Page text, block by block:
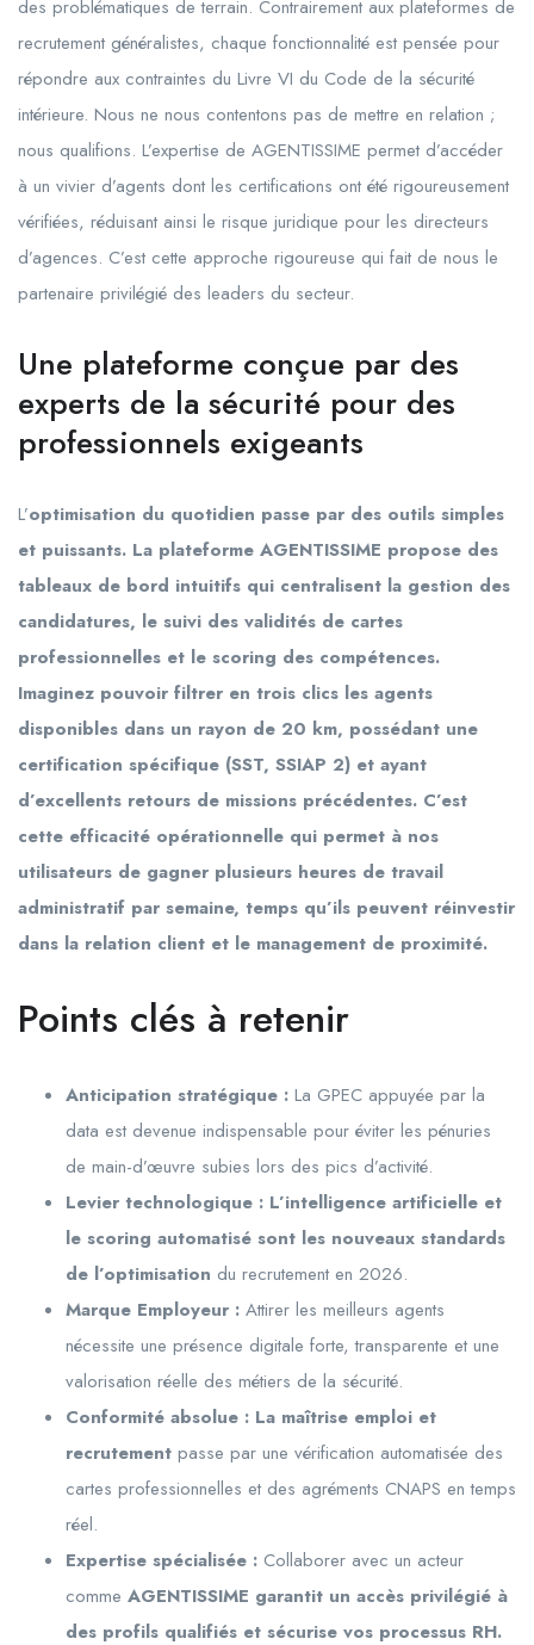
des problématiques de terrain. Contrairement aux plateformes de
recrutement généralistes, chaque fonctionnalité est pensée pour
répondre aux contraintes du Livre VI du Code de la sécurité
intérieure. Nous ne nous contentons pas de mettre en relation ;
nous qualifions. L’expertise de AGENTISSIME permet d’accéder
à un vivier d’agents dont les certifications ont été rigoureusement
vérifiées, réduisant ainsi le risque juridique pour les directeurs
d’agences. C’est cette approche rigoureuse qui fait de nous le
partenaire privilégié des leaders du secteur.
Une plateforme conçue par des
experts de la sécurité pour des
professionnels exigeants
L’optimisation du quotidien passe par des outils simples
et puissants. La plateforme AGENTISSIME propose des
tableaux de bord intuitifs qui centralisent la gestion des
candidatures, le suivi des validités de cartes
professionnelles et le scoring des compétences.
Imaginez pouvoir filtrer en trois clics les agents
disponibles dans un rayon de 20 km, possédant une
certification spécifique (SST, SSIAP 2) et ayant
d’excellents retours de missions précédentes. C’est
cette efficacité opérationnelle qui permet à nos
utilisateurs de gagner plusieurs heures de travail
administratif par semaine, temps qu’ils peuvent réinvestir
dans la relation client et le management de proximité.
Points clés à retenir
Anticipation stratégique : La GPEC appuyée par la
data est devenue indispensable pour éviter les pénuries
de main-d’œuvre subies lors des pics d’activité.
Levier technologique : L’intelligence artificielle et
le scoring automatisé sont les nouveaux standards
de l’optimisation du recrutement en 2026.
Marque Employeur : Attirer les meilleurs agents
nécessite une présence digitale forte, transparente et une
valorisation réelle des métiers de la sécurité.
Conformité absolue : La maîtrise emploi et
recrutement passe par une vérification automatisée des
cartes professionnelles et des agréments CNAPS en temps
réel.
Expertise spécialisée : Collaborer avec un acteur
comme AGENTISSIME garantit un accès privilégié à
des profils qualifiés et sécurise vos processus RH.